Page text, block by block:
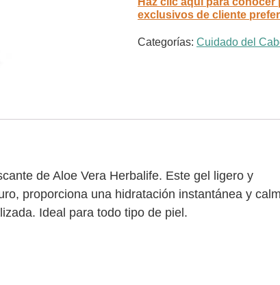
exclusivos de cliente
Categorías: Cuidado del
de Aloe Vera Herbalife. Este gel ligero y
proporciona una hidratación instantánea y
Ideal para todo tipo de piel.